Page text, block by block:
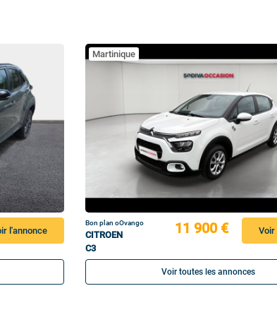
l'annonce
Martinique
Bon plan oOvango
CITROEN
C3
11 900 € Voir
Voir toutes les annonces